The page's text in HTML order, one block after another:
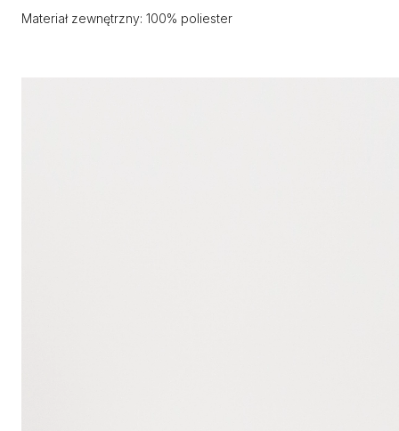
Materiał zewnętrzny: 100% poliester